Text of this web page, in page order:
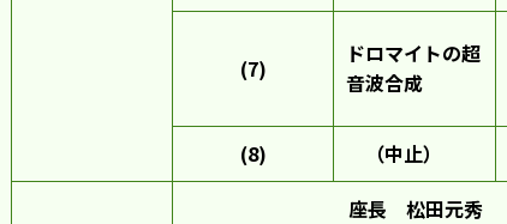
(7)
ドロマイトの超
音波合成
(8)
（中止）
座長 松田元秀